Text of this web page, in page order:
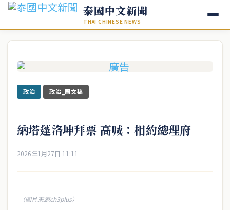
泰國中文新聞
THAI CHINESE NEWS
政治 政治_圖文稿
納塔蓬洛坤拜票 高喊：相約總理府
2026年1月27日 11:11
（圖片來源ch3plus）